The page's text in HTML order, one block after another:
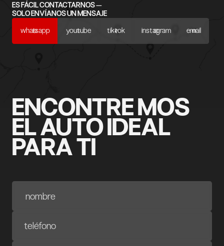
ES FÁCIL CONTACTARNOS —
SOLO ENVÍANOS UN MENSAJE
whatsapp youtube tiktok instagram email
ENCONTRE MOS
EL AUTO IDEAL
PARA TI